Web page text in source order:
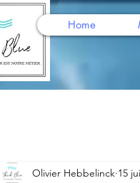
Home
Olivier Hebbelinck 15